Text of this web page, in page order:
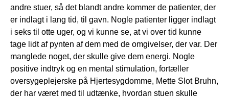
andre stuer, så det blandt andre kommer de patienter, der
er indlagt i lang tid, til gavn. Nogle patienter ligger indlagt
i seks til otte uger, og vi kunne se, at vi over tid kunne
tage lidt af pynten af dem med de omgivelser, der var. Der
manglede noget, der skulle give dem energi. Nogle
positive indtryk og en mental stimulation, fortæller
oversygeplejerske på Hjertesygdomme, Mette Slot Bruhn,
der har været med til udtænke, hvordan stuen skulle